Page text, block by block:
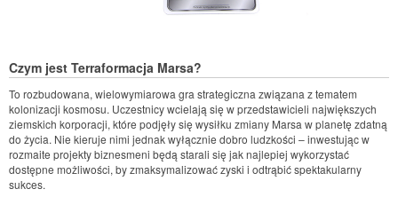
Czym jest Terraformacja Marsa?
To rozbudowana, wielowymiarowa gra strategiczna związana z tematem
kolonizacji kosmosu. Uczestnicy wcielają się w przedstawicieli największych
ziemskich korporacji, które podjęły się wysiłku zmiany Marsa w planetę zdatną
do życia. Nie kieruje nimi jednak wyłącznie dobro ludzkości – inwestując w
rozmaite projekty biznesmeni będą starali się jak najlepiej wykorzystać
dostępne możliwości, by zmaksymalizować zyski i odtrąbić spektakularny
sukces.